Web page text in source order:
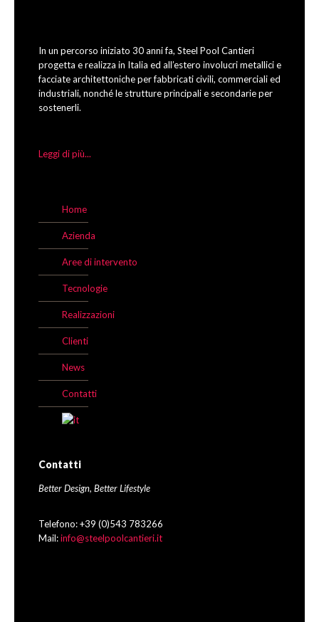
In un percorso iniziato 30 anni fa, Steel Pool Cantieri
progetta e realizza in Italia ed all’estero involucri metallici e
facciate architettoniche per fabbricati civili, commerciali ed
industriali, nonché le strutture principali e secondarie per
sostenerli.
Leggi di più...
Home
Azienda
Aree di intervento
Tecnologie
Realizzazioni
Clienti
News
Contatti
Contatti
Better Design, Better Lifestyle
Telefono: +39 (0)543 783266
Mail:info@steelpoolcantieri.it